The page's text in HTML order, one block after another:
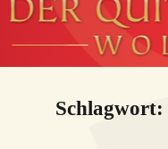
Schlagwort: